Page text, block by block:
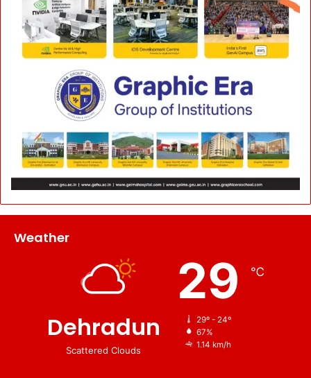
Weather
Dehradun
Scattered Clouds
29 ℃
29º - 24º
67%
1.14 km/h